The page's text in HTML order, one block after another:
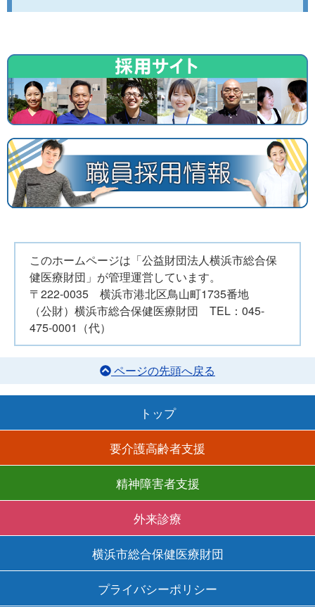
このホームページは「公益財団法人横浜市総合保
健医療財団」が管理運営しています。
〒222-0035 横浜市港北区鳥山町1735番地
（公財）横浜市総合保健医療財団 TEL：045-
475-0001（代）
ページの先頭へ戻る
トップ
要介護高齢者支援
精神障害者支援
外来診療
横浜市総合保健医療財団
プライバシーポリシー